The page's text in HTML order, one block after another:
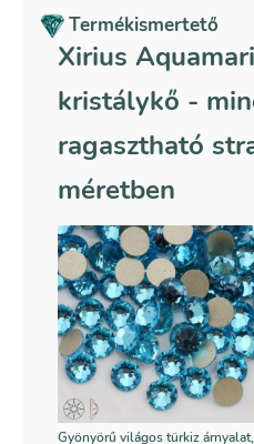
Termékismertető
Xirius
kristálykő -
ragasztható
méretben
Gyönyörű világos türkiz